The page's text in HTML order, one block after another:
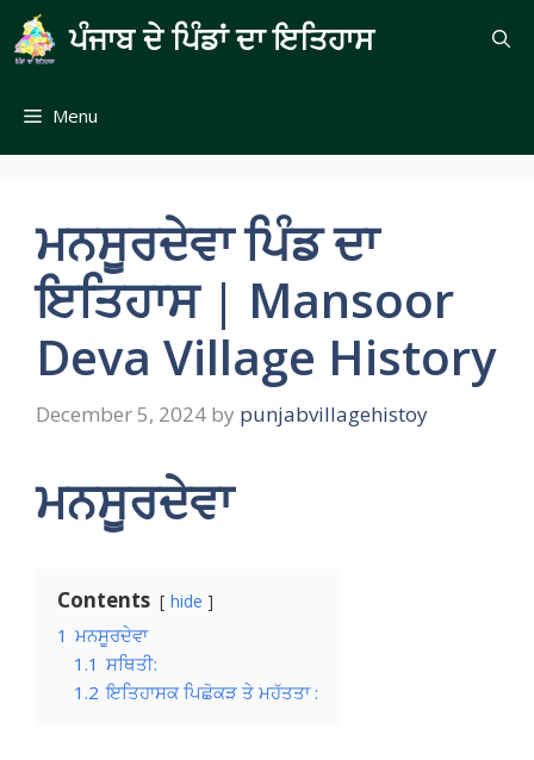
Skip
to
content
ਪੰਜਾਬ ਦੇ ਪਿੰਡਾਂ ਦਾ ਇਤਿਹਾਸ
Menu
ਮਨਸੂਰਦੇਵਾ ਪਿੰਡ ਦਾ
ਇਤਿਹਾਸ | Mansoor
Deva Village History
December 5, 2024 by punjabvillagehistoy
ਮਨਸੂਰਦੇਵਾ
Contents hide
1 ਮਨਸੂਰਦੇਵਾ
1.1 ਸਥਿਤੀ:
1.2 ਇਤਿਹਾਸਕ ਪਿਛੋਕੜ ਤੇ ਮਹੱਤਤਾ :